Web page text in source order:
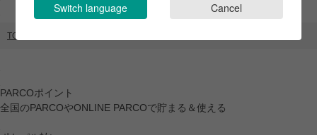
TOP
PARCOポイント
全国のPARCOやONLINE PARCOで貯まる＆使える
Switch language Cancel